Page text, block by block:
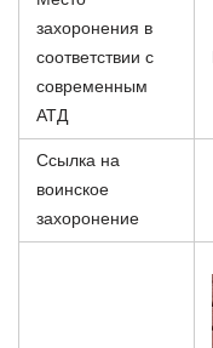
захоронения в
соответствии с
современным
АТД
Ссылка на
воинское
захоронение